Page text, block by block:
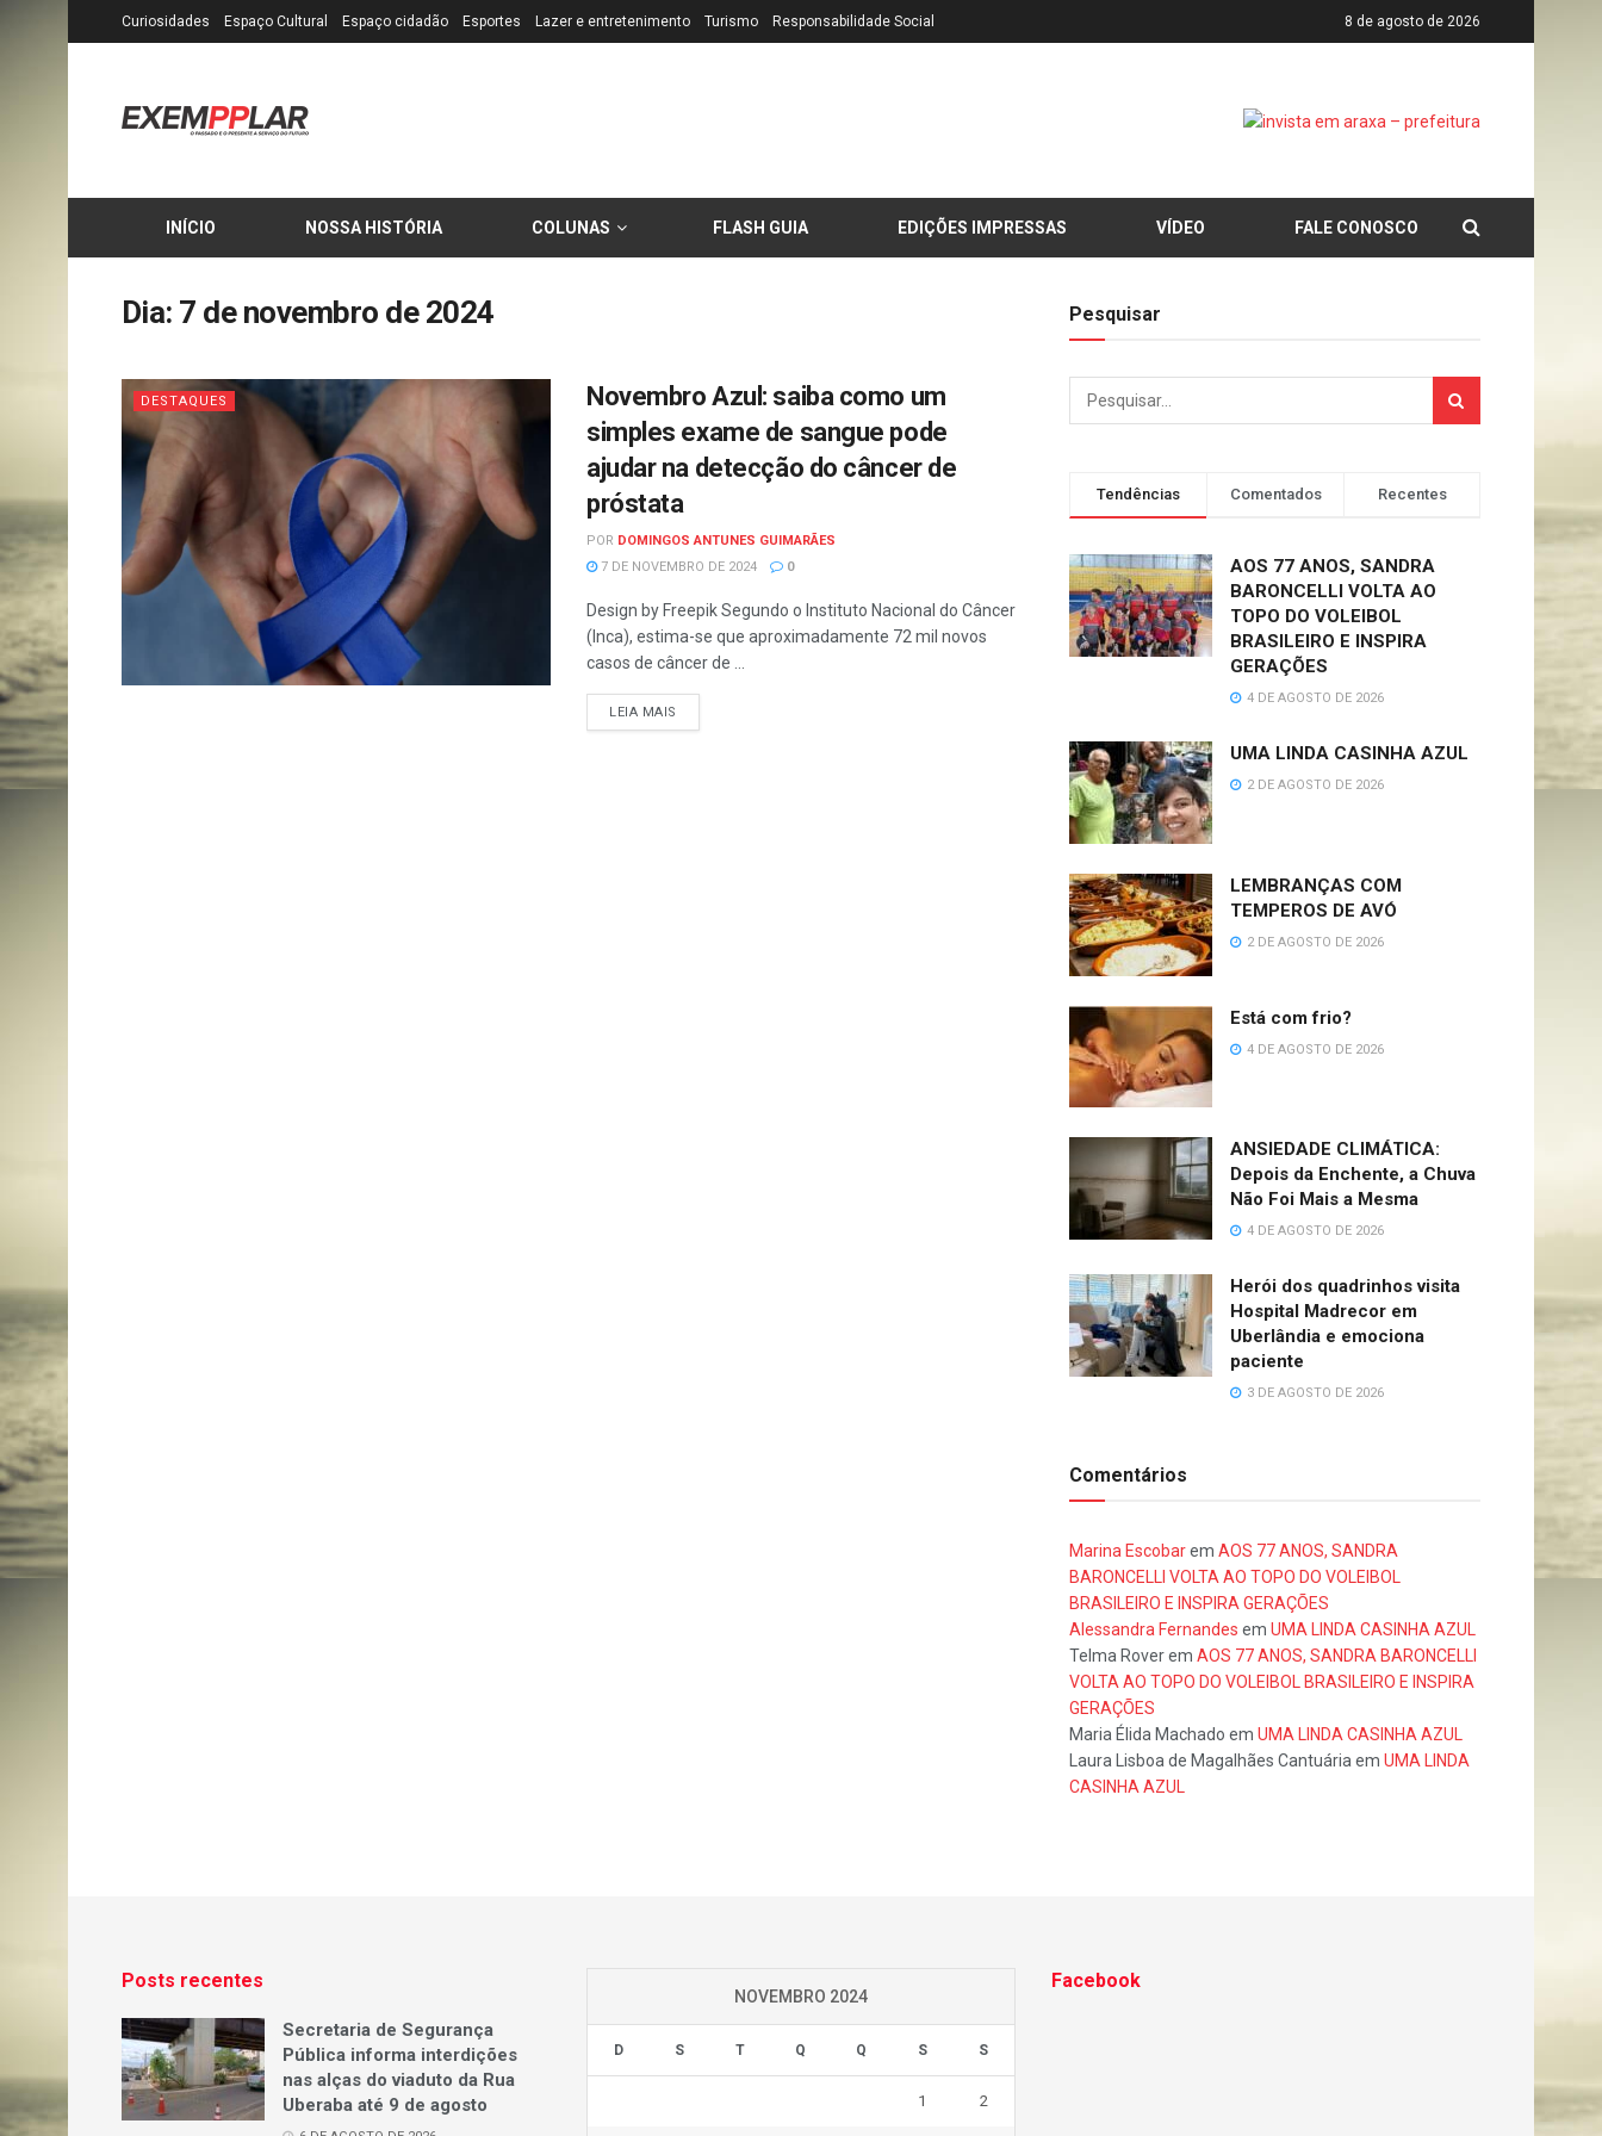
Curiosidades Espaço Cultural Espaço cidadão Esportes Lazer e entretenimento Turismo Responsabilidade Social 8 de agosto de 2026
INÍCIO NOSSA HISTÓRIA COLUNAS FLASH GUIA EDIÇÕES IMPRESSAS VÍDEO FALE CONOSCO
Dia: 7 de novembro de 2024
DESTAQUES
Novembro Azul: saiba como um
simples exame de sangue pode
ajudar na detecção do câncer de
próstata
POR DOMINGOS ANTUNES GUIMARÃES
7 DE NOVEMBRO DE 2024
0
Design by Freepik Segundo o Instituto Nacional do Câncer
(Inca), estima-se que aproximadamente 72 mil novos
casos de câncer de ...
LEIA MAIS
Pesquisar
Tendências Comentados Recentes
AOS 77 ANOS, SANDRA
BARONCELLI VOLTA AO
TOPO DO VOLEIBOL
BRASILEIRO E INSPIRA
GERAÇÕES
4 DE AGOSTO DE 2026
UMA LINDA CASINHA AZUL
2 DE AGOSTO DE 2026
LEMBRANÇAS COM
TEMPEROS DE AVÓ
2 DE AGOSTO DE 2026
Está com frio?
4 DE AGOSTO DE 2026
ANSIEDADE CLIMÁTICA:
Depois da Enchente, a Chuva
Não Foi Mais a Mesma
4 DE AGOSTO DE 2026
Herói dos quadrinhos visita
Hospital Madrecor em
Uberlândia e emociona
paciente
3 DE AGOSTO DE 2026
Comentários
Marina Escobarem AOS 77 ANOS, SANDRA
BARONCELLI VOLTA AO TOPO DO VOLEIBOL
BRASILEIRO E INSPIRA GERAÇÕES
Alessandra Fernandes em UMA LINDA CASINHA AZUL
Telma Roverem AOS 77 ANOS, SANDRA BARONCELLI
VOLTA AO TOPO DO VOLEIBOL BRASILEIRO E INSPIRA
GERAÇÕES
Maria Élida Machado em UMA LINDA CASINHA AZUL
Laura Lisboa de Magalhães Cantuáriaem UMA LINDA
CASINHA AZUL
Posts recentes
Secretaria de Segurança
Pública informa interdições
nas alças do viaduto da Rua
Uberaba até 9 de agosto
NOVEMBRO 2024
D S T Q Q S S
1 2
Facebook